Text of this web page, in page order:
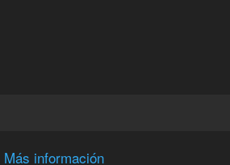
Más información